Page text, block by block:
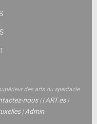
des arts du spectacle
nous||ART.es|
|Admin